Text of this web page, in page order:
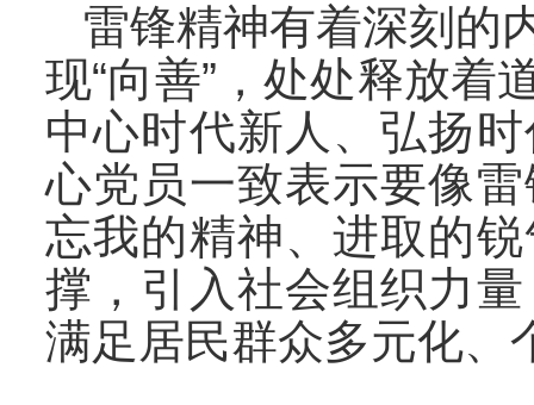
雷锋精神有着深刻的
现“向善”，处处释放着
中心时代新人、弘扬
心党员一致表示要像
忘我的精神、进取的
撑，引入社会组织力
满足居民群众多元化、